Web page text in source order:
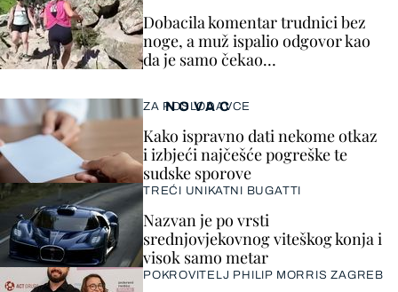
Dobacila komentar trudnici bez
noge, a muž ispalio odgovor kao
da je samo čekao…
NOVAC
ZA POSLODAVCE
Kako ispravno dati nekome otkaz
i izbjeći najčešće pogreške te
sudske sporove
TREĆI UNIKATNI BUGATTI
Nazvan je po vrsti
srednjovjekovnog viteškog konja i
visok samo metar
POKROVITELJ PHILIP MORRIS ZAGREB